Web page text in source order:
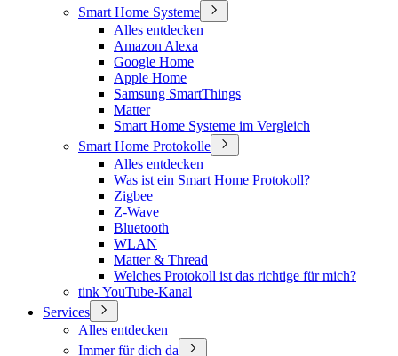
Smart Home Systeme
Alles entdecken
Amazon Alexa
Google Home
Apple Home
Samsung SmartThings
Matter
Smart Home Systeme im Vergleich
Smart Home Protokolle
Alles entdecken
Was ist ein Smart Home Protokoll?
Zigbee
Z-Wave
Bluetooth
WLAN
Matter & Thread
Welches Protokoll ist das richtige für mich?
tink YouTube-Kanal
Services
Alles entdecken
Immer für dich da